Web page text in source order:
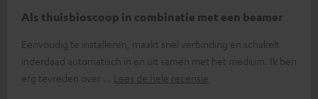
Als thuisbioscoop in combinatie met een beamer
Eenvoudig te installeren, maakt snel verbinding en schakelt
inderdaad automatisch in en uit samen met het medium. Ik ben
erg tevreden over
Lees de hele recensie